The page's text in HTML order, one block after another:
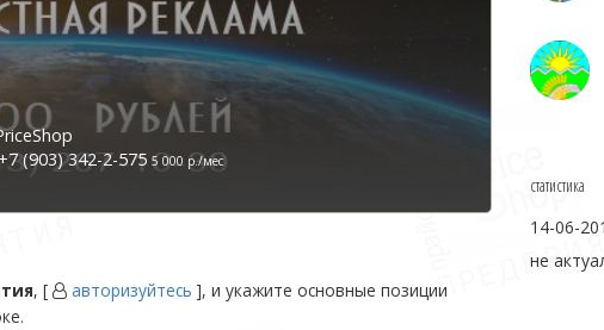
(903) 342-2-575 5 000 р./мес
, [ авторизуйтесь ], и укажите основные позиции
статистика
14-06-
не